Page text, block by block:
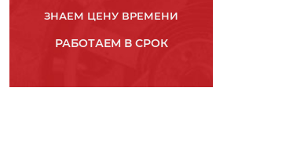
ЗНАЕМ ЦЕНУ ВРЕМЕНИ
РАБОТАЕМ В СРОК